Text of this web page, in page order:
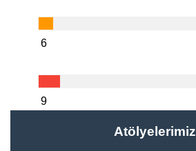
6
9
Atölyelerimiz